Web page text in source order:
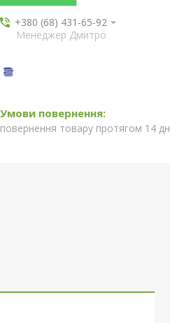
+380 (68) 431-65-92
Менеджер Дмитро
повернення товару протягом 14